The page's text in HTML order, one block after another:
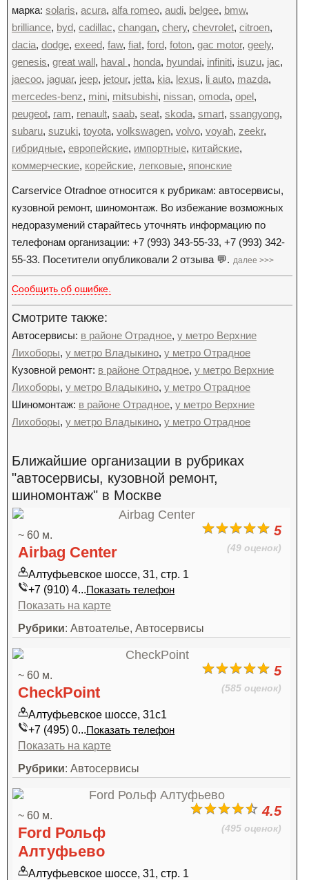
марка: solaris, acura, alfa romeo, audi, belgee, bmw,
brilliance, byd, cadillac, changan, chery, chevrolet, citroen,
dacia, dodge, exeed, faw, fiat, ford, foton, gac motor, geely,
genesis, great wall, haval , honda, hyundai, infiniti, isuzu, jac,
jaecoo, jaguar, jeep, jetour, jetta, kia, lexus, li auto, mazda,
mercedes-benz, mini, mitsubishi, nissan, omoda, opel,
peugeot, ram, renault, saab, seat, skoda, smart, ssangyong,
subaru, suzuki, toyota, volkswagen, volvo, voyah, zeekr,
гибридные, европейские, импортные, китайские,
коммерческие, корейские, легковые, японские
Carservice Otradnoe относится к рубрикам: автосервисы,
кузовной ремонт, шиномонтаж. Во избежание возможных
недоразумений старайтесь уточнять информацию по
телефонам организации: +7 (993) 343-55-33, +7 (993) 342-
55-33. Посетители опубликовали 2 отзыва 💬. далее >>>
Сообщить об ошибке.
Смотрите также:
Автосервисы: в районе Отрадное, у метро Верхние
Лихоборы, у метро Владыкино, у метро Отрадное
Кузовной ремонт: в районе Отрадное, у метро Верхние
Лихоборы, у метро Владыкино, у метро Отрадное
Шиномонтаж: в районе Отрадное, у метро Верхние
Лихоборы, у метро Владыкино, у метро Отрадное
Ближайшие организации в рубриках
"автосервисы, кузовной ремонт,
шиномонтаж" в Москве
5
(49 оценок)
~ 60 м.
Airbag Center
Алтуфьевское шоссе, 31, стр. 1
+7 (910) 4...Показать телефон
Показать на карте
Рубрики: Автоателье, Автосервисы
5
(585 оценок)
~ 60 м.
CheckPoint
Алтуфьевское шоссе, 31с1
+7 (495) 0...Показать телефон
Показать на карте
Рубрики: Автосервисы
4.5
(495 оценок)
~ 60 м.
Ford Рольф
Алтуфьево
Алтуфьевское шоссе, 31, стр. 1